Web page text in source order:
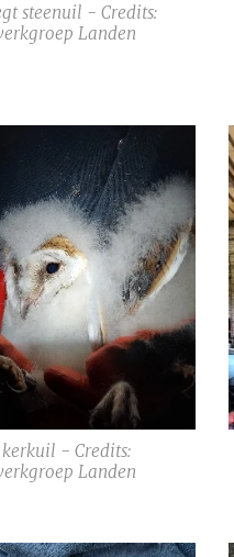
steenuil - Credits:
Landen
kerkuil - Credits:
Landen